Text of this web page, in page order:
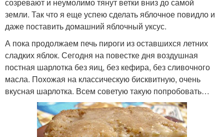
созревают и неумолимо тянут ветки вниз до самой
земли. Так что я еще успею сделать яблочное повидло и
даже поставить домашний яблочный уксус.
А пока продолжаем печь пироги из оставшихся летних
сладких яблок. Сегодня на повестке дня воздушная
постная шарлотка без яиц, без кефира, без сливочного
масла. Похожая на классическую бисквитную, очень
вкусная шарлотка. Всем советую такую попробовать…